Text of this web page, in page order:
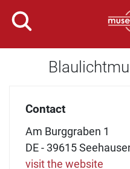
Contact
Am Burggraben 1
DE - 39615
visit the website